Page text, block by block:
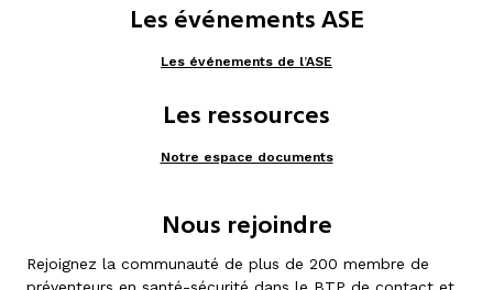
Les événements ASE
Les événements de l’ASE
Les ressources
Notre espace documents
Nous rejoindre
Rejoignez la communauté de plus de 200 membre de